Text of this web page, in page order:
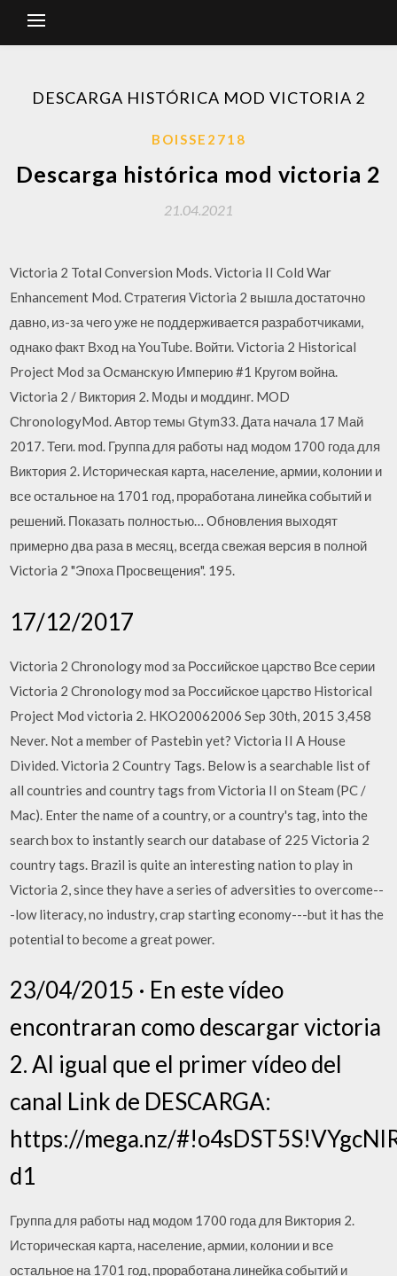
DESCARGA HISTÓRICA MOD VICTORIA 2
BOISSE2718
Descarga histórica mod victoria 2
21.04.2021
Victoria 2 Total Conversion Mods. Victoria II Cold War
Enhancement Mod. Стратегия Victoria 2 вышла достаточно
давно, из-за чего уже не поддерживается разработчиками,
однако факт Вход на YouTube. Войти. Victoria 2 Historical
Project Mod за Османскую Империю #1 Кругом война.
Victoria 2 / Виктория 2. Моды и моддинг. MOD
СhronologyMod. Автор темы Gtym33. Дата начала 17 Май
2017. Теги. mod. Группа для работы над модом 1700 года для
Виктория 2. Историческая карта, население, армии, колонии и
все остальное на 1701 год, проработана линейка событий и
решений. Показать полностью… Обновления выходят
примерно два раза в месяц, всегда свежая версия в полной
Victoria 2 "Эпоха Просвещения". 195.
17/12/2017
Victoria 2 Chronology mod за Российское царство Все серии
Victoria 2 Chronology mod за Российское царство Historical
Project Mod victoria 2. HKO20062006 Sep 30th, 2015 3,458
Never. Not a member of Pastebin yet? Victoria II A House
Divided. Victoria 2 Country Tags. Below is a searchable list of
all countries and country tags from Victoria II on Steam (PC /
Mac). Enter the name of a country, or a country's tag, into the
search box to instantly search our database of 225 Victoria 2
country tags. Brazil is quite an interesting nation to play in
Victoria 2, since they have a series of adversities to overcome--
-low literacy, no industry, crap starting economy---but it has the
potential to become a great power.
23/04/2015 · En este vídeo
encontraran como descargar victoria
2. Al igual que el primer vídeo del
canal Link de DESCARGA:
https://mega.nz/
d1
Группа для работы над модом 1700 года для Виктория 2.
Историческая карта, население, армии, колонии и все
остальное на 1701 год, проработана линейка событий и